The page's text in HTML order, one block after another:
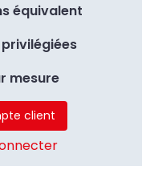
équivalent
mesure
client